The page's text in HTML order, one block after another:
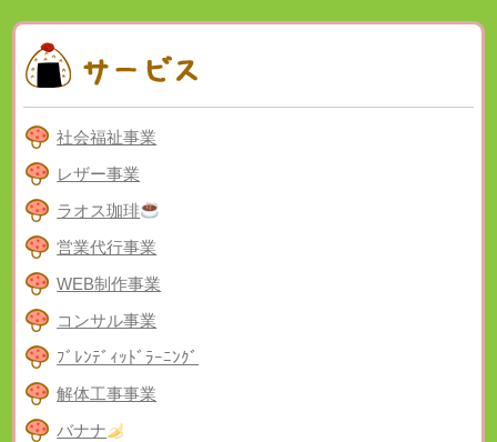
社会福祉事業
レザー事業
ラオス珈琲
営業代行事業
WEB制作事業
コンサル事業
ﾌﾞﾚﾝﾃﾞｨｯﾄﾞﾗｰﾆﾝｸﾞ
解体工事事業
バナナ